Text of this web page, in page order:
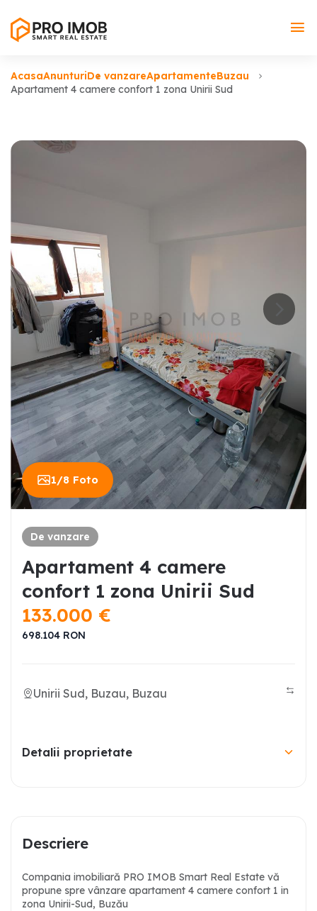
AcasaAnunturiDe vanzareApartamenteBuzau
Apartament 4 camere confort 1 zona Unirii Sud
1/8 Foto
De vanzare
Apartament 4 camere
confort 1 zona Unirii Sud
133.000 €
698.104 RON
Unirii Sud, Buzau, Buzau
Detalii proprietate
Descriere
Compania imobiliară PRO IMOB Smart Real Estate vă
propune spre vânzare apartament 4 camere confort 1 in
zona Unirii-Sud, Buzău